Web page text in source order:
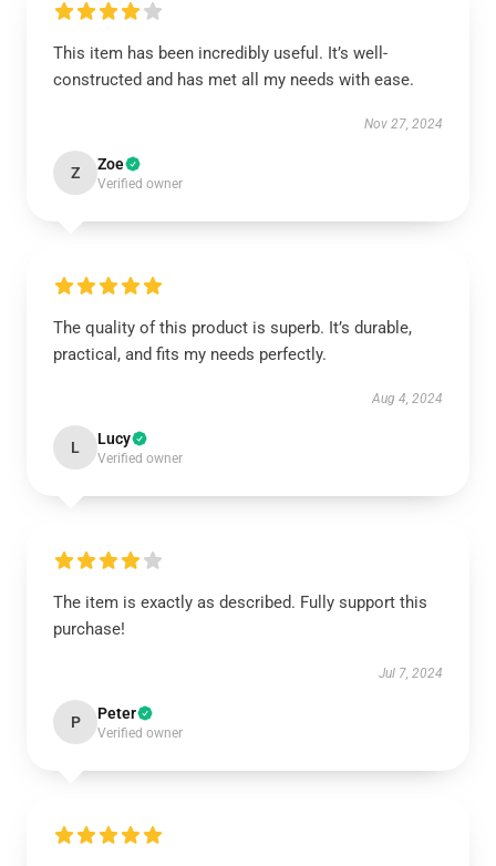
This item has been incredibly useful. It’s well-
constructed and has met all my needs with ease.
Nov 27, 2024
Z Zoe
Verified owner
The quality of this product is superb. It’s durable,
practical, and fits my needs perfectly.
Aug 4, 2024
L Lucy
Verified owner
The item is exactly as described. Fully support this
purchase!
Jul 7, 2024
P Peter
Verified owner